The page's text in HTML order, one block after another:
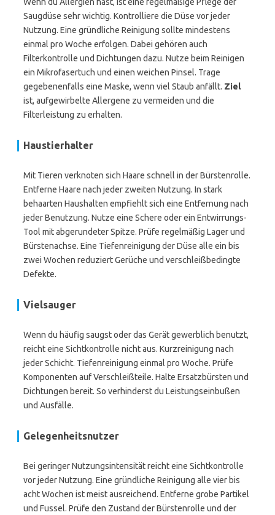
Saugdüse sehr wichtig. Kontrolliere die Düse vor jeder
Nutzung. Eine gründliche Reinigung sollte mindestens
einmal pro Woche erfolgen. Dabei gehören auch
Filterkontrolle und Dichtungen dazu. Nutze beim Reinigen
ein Mikrofasertuch und einen weichen Pinsel. Trage
gegebenenfalls eine Maske, wenn viel Staub anfällt. Ziel
ist, aufgewirbelte Allergene zu vermeiden und die
Filterleistung zu erhalten.
Haustierhalter
Mit Tieren verknoten sich Haare schnell in der Bürstenrolle.
Entferne Haare nach jeder zweiten Nutzung. In stark
behaarten Haushalten empfiehlt sich eine Entfernung nach
jeder Benutzung. Nutze eine Schere oder ein Entwirrungs-
Tool mit abgerundeter Spitze. Prüfe regelmäßig Lager und
Bürstenachse. Eine Tiefenreinigung der Düse alle ein bis
zwei Wochen reduziert Gerüche und verschleißbedingte
Defekte.
Vielsauger
Wenn du häufig saugst oder das Gerät gewerblich benutzt,
reicht eine Sichtkontrolle nicht aus. Kurzreinigung nach
jeder Schicht. Tiefenreinigung einmal pro Woche. Prüfe
Komponenten auf Verschleißteile. Halte Ersatzbürsten und
Dichtungen bereit. So verhinderst du Leistungseinbußen
und Ausfälle.
Gelegenheitsnutzer
Bei geringer Nutzungsintensität reicht eine Sichtkontrolle
vor jeder Nutzung. Eine gründliche Reinigung alle vier bis
acht Wochen ist meist ausreichend. Entferne grobe Partikel
und Fussel. Prüfe den Zustand der Bürstenrolle und der